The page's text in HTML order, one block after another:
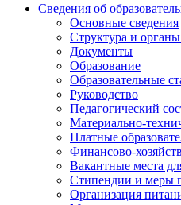
Сведения об
Основные сведения
Структура и
Документы
Образование
Образовательные
Руководство
Педагогический
Материально-
Платные
Финансово-
Вакантные места
Стипендии и меры
Организация